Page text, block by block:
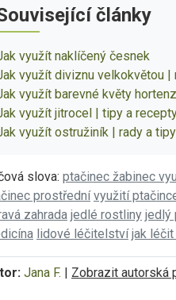
články
využít naklíčený česnek
využít diviznu velkokvětou |
využít barevné květy
využít jitrocel | tipy a
využít ostružiník | rady a tipy
slova: ptačinec žabinec
prostřední využití
zahrada jedlé rostliny jedlý
lidové léčitelství jak
Jana F. Zobrazit autorská